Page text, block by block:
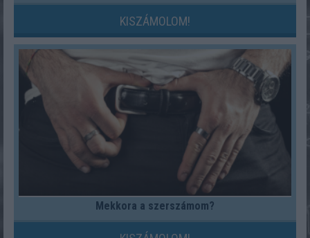
KISZÁMOLOM!
Mekkora a szerszámom?